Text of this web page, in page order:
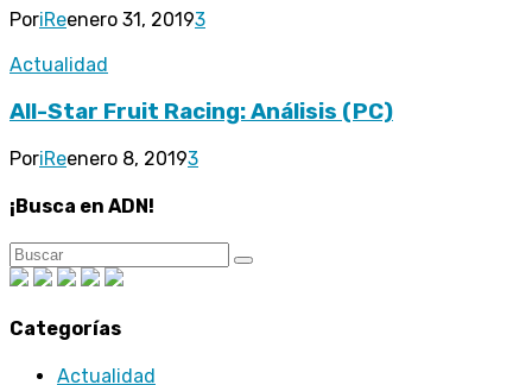
PoriReenero 31, 20193
Actualidad
All-Star Fruit Racing: Análisis (PC)
PoriReenero 8, 20193
¡Busca en ADN!
Categorías
Actualidad